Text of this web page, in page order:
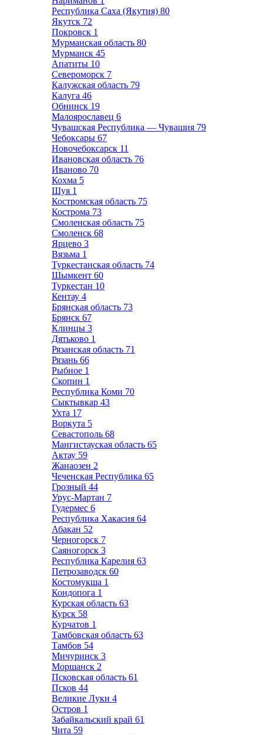
Республика Саха (Якутия) 80
Якутск 72
Покровск 1
Мурманская область 80
Мурманск 45
Апатиты 10
Североморск 7
Калужская область 79
Калуга 46
Обнинск 19
Малоярославец 6
Чувашская Республика — Чувашия 79
Чебоксары 67
Новочебоксарск 11
Ивановская область 76
Иваново 70
Кохма 5
Шуя 1
Костромская область 75
Кострома 73
Смоленская область 75
Смоленск 68
Ярцево 3
Вязьма 1
Туркестанская область 74
Шымкент 60
Туркестан 10
Кентау 4
Брянская область 73
Брянск 67
Клинцы 3
Дятьково 1
Рязанская область 71
Рязань 66
Рыбное 1
Скопин 1
Республика Коми 70
Сыктывкар 43
Ухта 17
Воркута 5
Севастополь 68
Мангистауская область 65
Актау 59
Жанаозен 2
Чеченская Республика 65
Грозный 44
Урус-Мартан 7
Гудермес 6
Республика Хакасия 64
Абакан 52
Черногорск 7
Саяногорск 3
Республика Карелия 63
Петрозаводск 60
Костомукша 1
Кондопога 1
Курская область 63
Курск 58
Курчатов 1
Тамбовская область 63
Тамбов 54
Мичуринск 3
Моршанск 2
Псковская область 61
Псков 44
Великие Луки 4
Остров 1
Забайкальский край 61
Чита 59